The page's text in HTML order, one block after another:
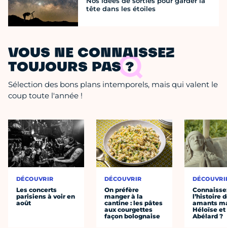
tête dans les étoiles
VOUS NE CONNAISSEZ
TOUJOURS PAS ?
Sélection des bons plans intemporels, mais qui valent le
coup toute l'année !
DÉCOUVRIR
Les concerts
parisiens à voir en
août
DÉCOUVRIR
On préfère
manger à la
cantine : les pâtes
aux courgettes
façon bolognaise
l’histoire
amants
Héloïse et
Abélard ?